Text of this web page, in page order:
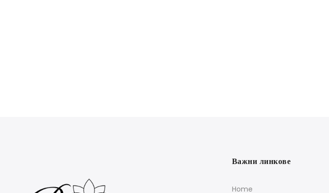
Важни линкове
Home